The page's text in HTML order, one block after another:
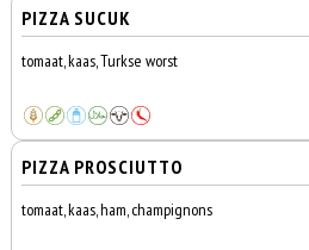
PIZZA SUCUK
tomaat, kaas, Turkse worst
PIZZA PROSCIUTTO
tomaat, kaas, ham, champignons